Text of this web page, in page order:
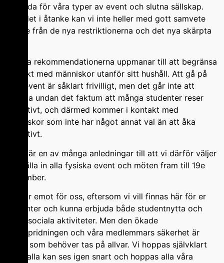
avsedda för våra typer av event och slutna sällskap.
Med det i åtanke kan vi inte heller med gott samvete
bortse från de nya restriktionerna och det nya skärpta
De nya rekommendationerna uppmanar till att begränsa
kontakt med människor utanför sitt hushåll. Att gå på
våra event är såklart frivilligt, men det går inte att
komma undan det faktum att många studenter reser
kollektivt, och därmed kommer i kontakt med
människor som inte har något annat val än att åka
kollektivt.
Detta är en av många anledningar till att vi därför väljer
att ställa in alla fysiska event och möten fram till 19e
November.
Det tar emot för oss, eftersom vi vill finnas här för er
studenter och kunna erbjuda både studentnytta och
studiesociala aktiviteter. Men den ökade
smittspridningen och våra medlemmars säkerhet är
något som behöver tas på allvar. Vi hoppas självklart
att vi alla kan ses igen snart och hoppas alla våra